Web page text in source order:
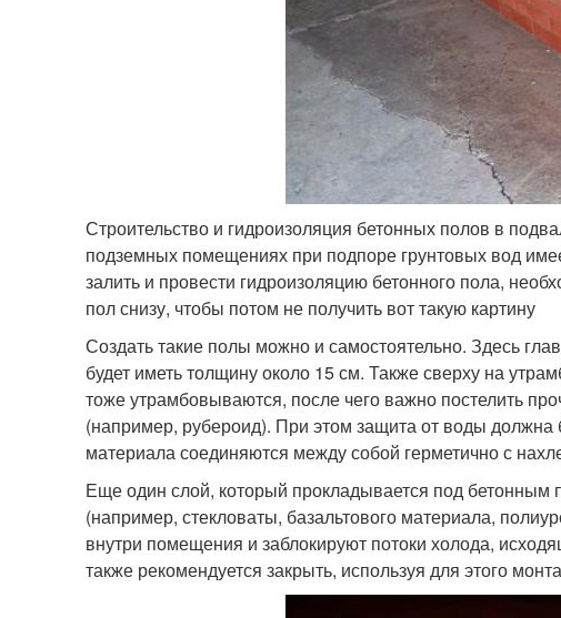
Строительство и гидроизоляция бетонных полов в
подземных помещениях при подпоре грунтовых вод
залить и провести гидроизоляцию бетонного пола,
пол снизу, чтобы потом не получить вот такую картину
Создать такие полы можно и самостоятельно. Здесь
будет иметь толщину около 15 см. Также сверху на
тоже утрамбовываются, после чего важно постелить
(например, рубероид). При этом защита от воды
материала соединяются между собой герметично с
Еще один слой, который прокладывается под бетонным
(например, стекловаты, базальтового материала,
внутри помещения и заблокируют потоки холода,
также рекомендуется закрыть, используя для этого